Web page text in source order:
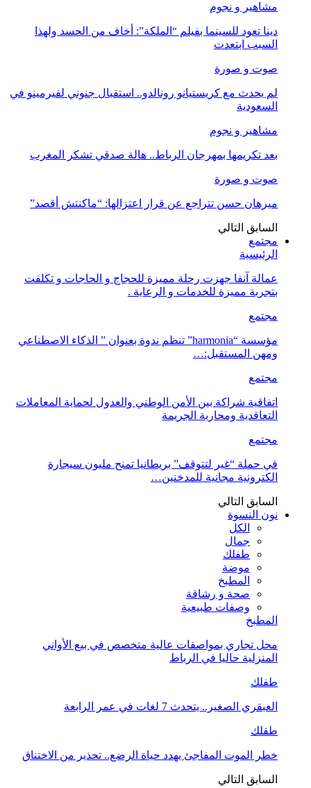
مشاهير و نجوم
دينا تعود للسينما بفيلم “الملكة”: أخاف من الحسد ولهذا
السبب ابتعدت
صوت و صورة
لم يحدث مع كريستيانو رونالدو.. استقبال جنوني لفيرمينو في
السعودية
مشاهير و نجوم
بعد تكريمها بمهرجان الرباط.. هالة صدقي تشكر المغرب
صوت و صورة
ميرهان حسن تتراجع عن قرار اعتزالها: “ماكنتش أقصد”
السابق التالي
مجتمع
الرئيسية
عمالة آنفا جهزت رحلة مميزة للحجاج و الحاجات و تكلفت
بتجربة مميزة للخدمات و الرعاية .
مجتمع
مؤسسة “harmonia” تنظم ندوة بعنوان ” الذكاء الاصطناعي
ومهن المستقبل:…
مجتمع
اتفاقية شراكة بين الأمن الوطني والعدول لحماية المعاملات
التعاقدية ومحاربة الجريمة
مجتمع
في حملة “غير لتتوقف” بريطانيا تمنح مليون سيجارة
الكترونية مجانية للمدخنين…
السابق التالي
نون النسوة
الكل
جمال
طفلك
موضة
المطبخ
صحة و رشاقة
وصفات طبيعية
المطبخ
محل تجاري بمواصفات عالية متخصص في بيع الأواني
المنزلية حاليا في الرباط
طفلك
العبقري الصغير.. يتحدث 7 لغات في عمر الرابعة
طفلك
خطر الموت المفاجئ يهدد حياة الرضع.. تحذير من الاختناق
السابق التالي